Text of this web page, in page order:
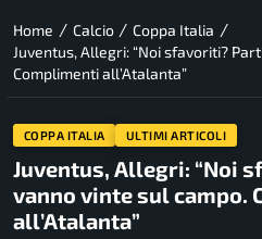
Home / Calcio / Coppa Italia /
Juventus, Allegri: “Noi sfavoriti?
Complimenti all’Atalanta”
COPPA ITALIA ULTIMI ARTICOLI
Juventus, Allegri: “Noi
vanno vinte sul campo.
all’Atalanta”